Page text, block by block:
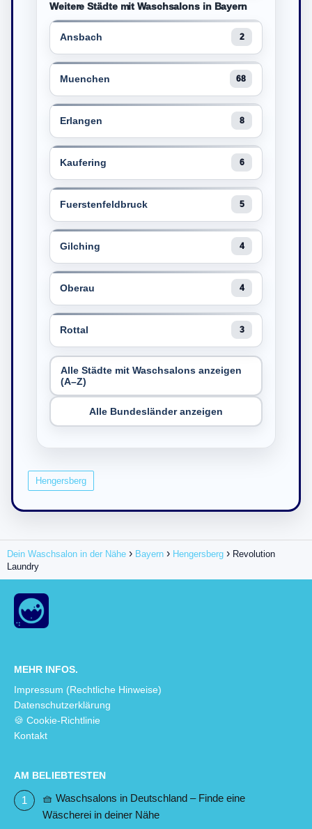
Weitere Städte mit Waschsalons in Bayern
Ansbach 2
Muenchen 68
Erlangen 8
Kaufering 6
Fuerstenfeldbruck 5
Gilching 4
Oberau 4
Rottal 3
Alle Städte mit Waschsalons anzeigen
(A–Z)
Alle Bundesländer anzeigen
Hengersberg
Dein Waschsalon in der Nähe Bayern Hengersberg
Revolution
Laundry
MEHR INFOS.
Impressum (Rechtliche Hinweise)
Datenschutzerklärung
🍪 Cookie-Richtlinie
Kontakt
AM BELIEBTESTEN
🧺 Waschsalons in Deutschland – Finde eine
Wäscherei in deiner Nähe